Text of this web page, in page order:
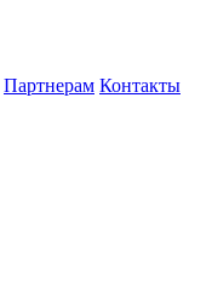
Партнерам Контакты